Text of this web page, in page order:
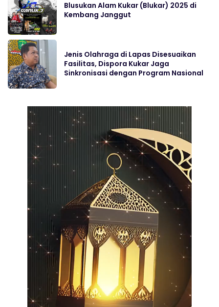
Blusukan Alam Kukar (Blukar) 2025 di
Kembang Janggut
Jenis Olahraga di Lapas Disesuaikan
Fasilitas, Dispora Kukar Jaga
Sinkronisasi dengan Program Nasional